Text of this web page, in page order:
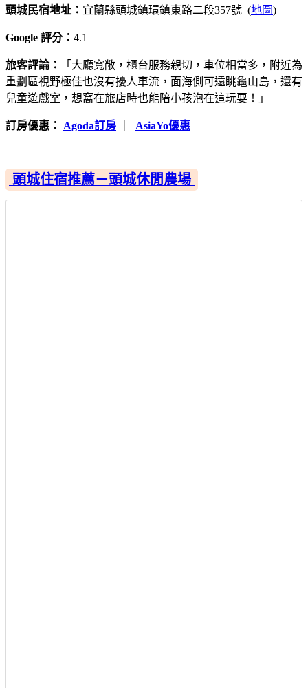
頭城民宿地址： 宜蘭縣頭城鎮環鎮東路二段357號 (地圖)
Google 評分： 4.1
旅客評論：
「大廳寬敞，櫃台服務親切，車位相當多，附近為
重劃區視野極佳也沒有擾人車流，面海側可遠眺龜山島，還有
兒童遊戲室，想窩在旅店時也能陪小孩泡在這玩耍！」
訂房優惠： Agoda訂房 AsiaYo優惠
頭城住宿推薦－頭城休閒農場